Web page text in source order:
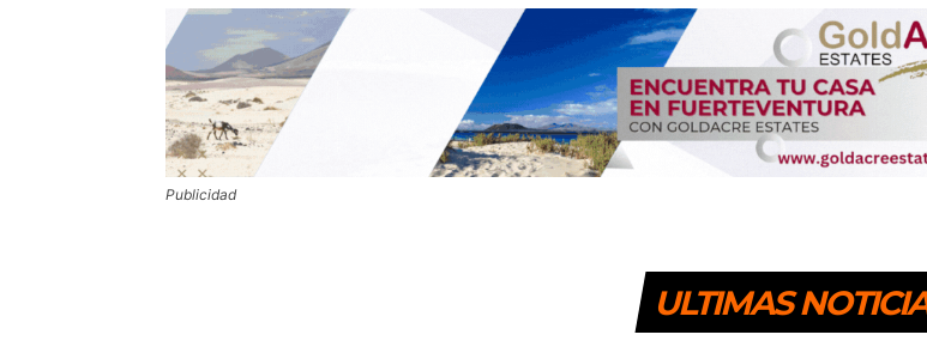
Publicidad
ULTIMAS